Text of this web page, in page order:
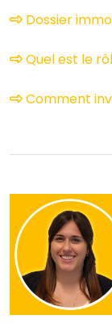
Dossier
Quel est le
Comment